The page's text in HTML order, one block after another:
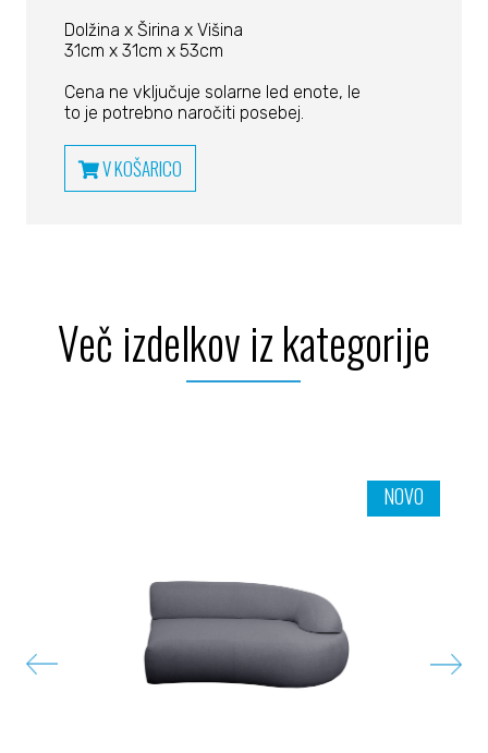
Dolžina x Širina x Višina
31cm x 31cm x 53cm
Cena ne vključuje solarne led enote, le
to je potrebno naročiti posebej.
V KOŠARICO
Več izdelkov iz kategorije
NOVO